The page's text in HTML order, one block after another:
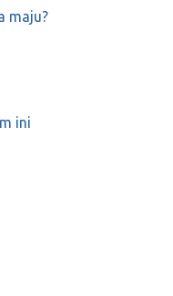
yang Kalian
maju?
ini